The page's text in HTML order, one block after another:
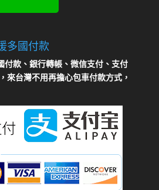
多國付款
付款、銀行轉帳、微信支付、支付
來台灣不用再擔心包車付款方式，